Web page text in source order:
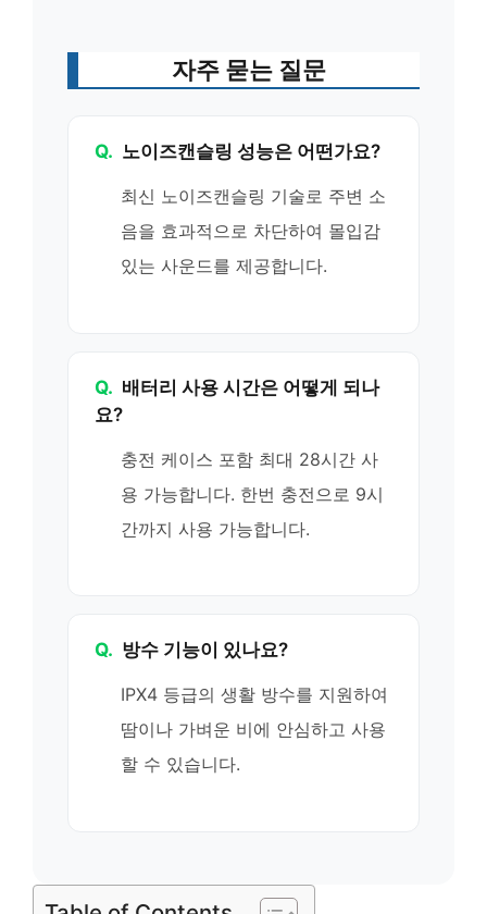
자주 묻는 질문
Q. 노이즈캔슬링 성능은 어떤가요?
최신 노이즈캔슬링 기술로 주변 소
음을 효과적으로 차단하여 몰입감
있는 사운드를 제공합니다.
Q. 배터리 사용 시간은 어떻게 되나
요?
충전 케이스 포함 최대 28시간 사
용 가능합니다. 한번 충전으로 9시
간까지 사용 가능합니다.
Q. 방수 기능이 있나요?
IPX4 등급의 생활 방수를 지원하여
땀이나 가벼운 비에 안심하고 사용
할 수 있습니다.